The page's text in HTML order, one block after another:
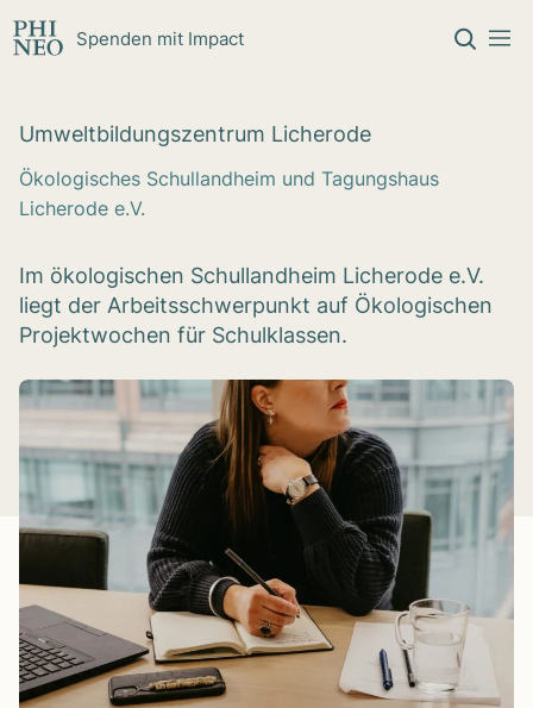
Spenden mit Impact
Umwelt­bil­dungs­zen­trum Liche­rode
Ökologisches Schullandheim und Tagungshaus
Licherode e.V.
Im ökologischen Schullandheim Licherode e.V.
liegt der Arbeitsschwerpunkt auf Ökologischen
Projektwochen für Schulklassen.